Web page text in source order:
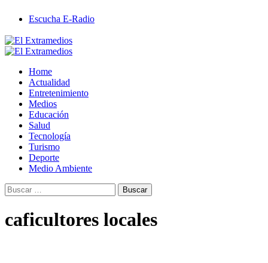
contenido
Escucha E-Radio
Primary
Home
Actualidad
Entretenimiento
Medios
Educación
Salud
Tecnología
Turismo
Deporte
Medio Ambiente
Buscar:
caficultores locales